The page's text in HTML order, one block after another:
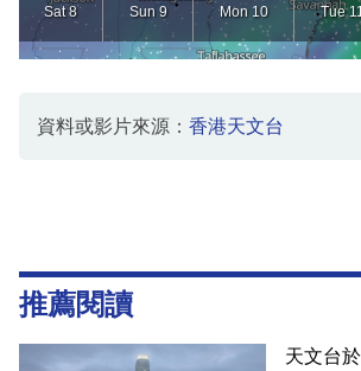
資料或影片來源： 香港天文台
推薦閱讀
天文台